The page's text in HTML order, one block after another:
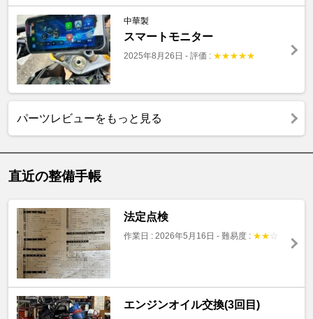
中華製
スマートモニター
2025年8月26日 - 評価 : ★★★★★
パーツレビューをもっと見る
直近の整備手帳
法定点検
作業日 : 2026年5月16日 - 難易度 : ★★ ☆
エンジンオイル交換(3回目)